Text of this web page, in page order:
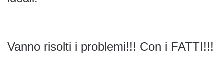
Vanno risolti i problemi!!! Con i FATTI!!!